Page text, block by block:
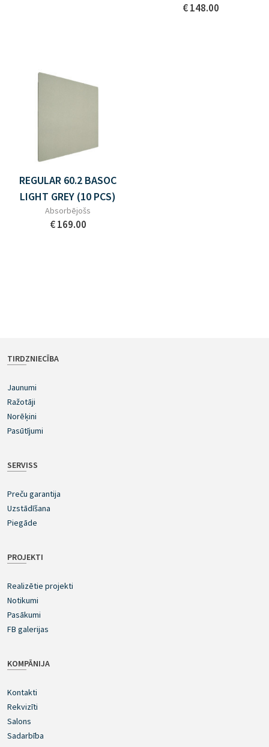
€ 148.00
REGULAR 60.2 BASOC
LIGHT GREY (10 PCS)
Absorbējošs
€ 169.00
TIRDZNIECĪBA
Jaunumi
Ražotāji
Norēķini
Pasūtījumi
SERVISS
Preču garantija
Uzstādīšana
Piegāde
PROJEKTI
Realizētie projekti
Notikumi
Pasākumi
FB galerijas
KOMPĀNIJA
Kontakti
Rekvizīti
Salons
Sadarbība